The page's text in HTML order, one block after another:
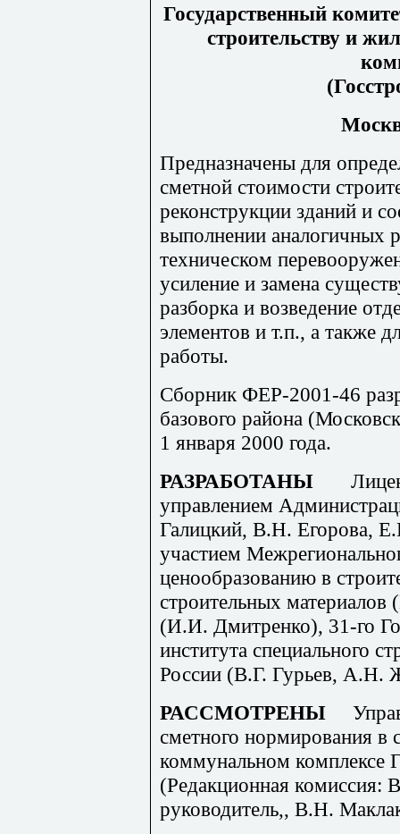
Государственный
строительству и
Предназначены для
сметной стоимости
реконструкции зданий и
выполнении аналогичных
техническом
усиление и замена
разборка и возведение
элементов и т.п., а также
работы.
Сборник ФЕР-2001-46
базового района
1 января 2000 года.
РАЗРАБОТАНЫ
управлением
Галицкий, В.Н. Егорова,
участием
ценообразованию в
строительных
(И.И. Дмитренко), 31-го
института специального
России (В.Г. Гурьев, А.Н.
РАССМОТРЕНЫ
сметного нормирования в
коммунальном комплексе
(Редакционная комиссия:
руководитель,, В.Н.